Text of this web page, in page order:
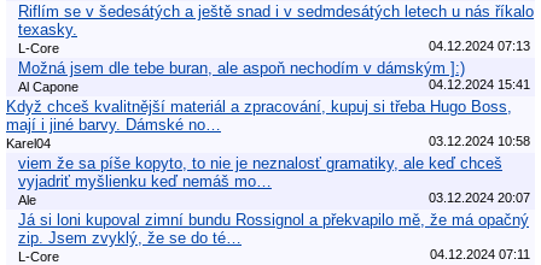
Riflím se v šedesátých a ještě snad i v sedmdesátých letech u nás říkalo
texasky.
L-Core 04.12.2024 07:13
Možná jsem dle tebe buran, ale aspoň nechodím v dámským ]:)
Al Capone 04.12.2024 15:41
Když chceš kvalitnější materiál a zpracování, kupuj si třeba Hugo Boss,
mají i jiné barvy. Dámské no…
Karel04 03.12.2024 10:58
viem že sa píše kopyto, to nie je neznalosť gramatiky, ale keď chceš
vyjadriť myšlienku keď nemáš mo…
Ale 03.12.2024 20:07
Já si loni kupoval zimní bundu Rossignol a překvapilo mě, že má opačný
zip. Jsem zvyklý, že se do té…
L-Core 04.12.2024 07:11